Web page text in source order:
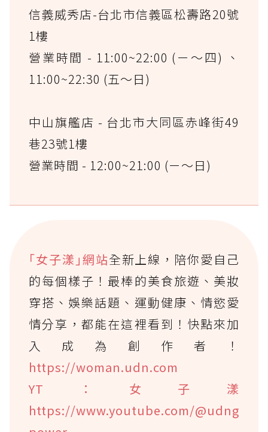
信義威秀店-台北市信義區松壽路20號
1樓
營業時間 - 11:00~22:00 (ㄧ～四) 、
11:00~22:30 (五～日)
中山旗艦店 - 台北市大同區赤峰街49
巷23號1樓
營業時間 - 12:00~21:00 (ㄧ～日)
｢女子漾｣網站全新上線，陪你愛自己
的每個樣子！最棒的美食旅遊、美妝
穿搭、娛樂話題、運動健康、情慾愛
情分享，都能在這裡看到！快點來加
入成為創作者！
https://woman.udn.com
YT：女子漾
https://www.youtube.com/@udng